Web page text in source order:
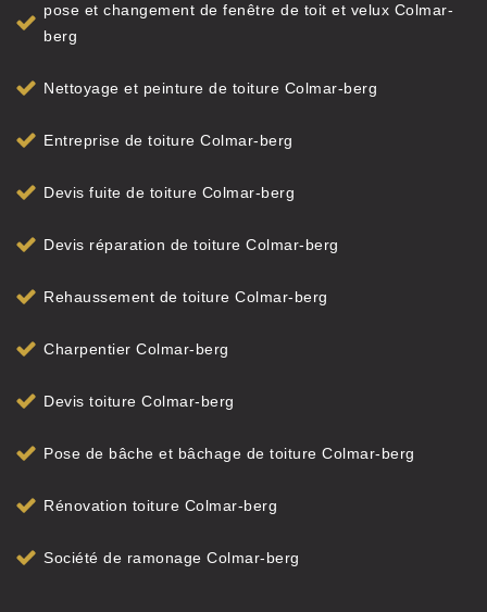
pose et changement de fenêtre de toit et velux Colmar-
berg
Nettoyage et peinture de toiture Colmar-berg
Entreprise de toiture Colmar-berg
Devis fuite de toiture Colmar-berg
Devis réparation de toiture Colmar-berg
Rehaussement de toiture Colmar-berg
Charpentier Colmar-berg
Devis toiture Colmar-berg
Pose de bâche et bâchage de toiture Colmar-berg
Rénovation toiture Colmar-berg
Société de ramonage Colmar-berg